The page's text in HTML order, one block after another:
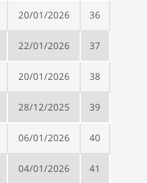
36
20/01/2026
37
22/01/2026
38
20/01/2026
39
28/12/2025
40
06/01/2026
41
04/01/2026